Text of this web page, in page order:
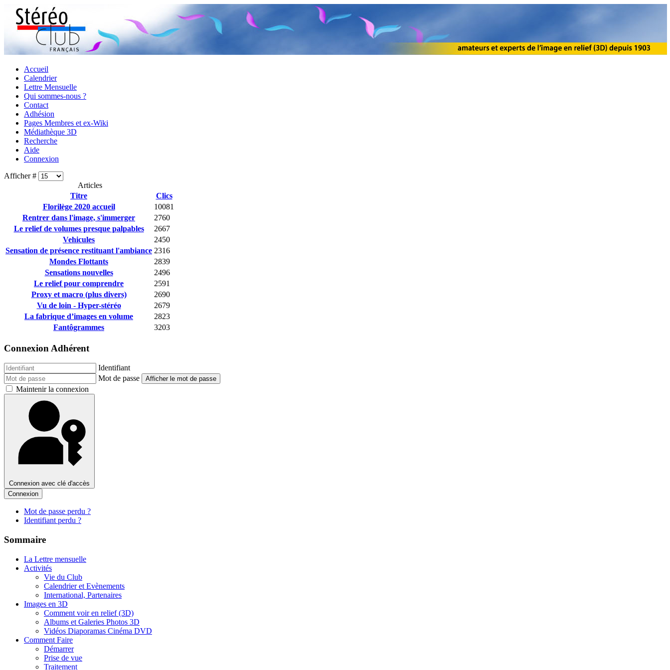
Accueil
Calendrier
Lettre Mensuelle
Qui sommes-nous ?
Contact
Adhésion
Pages Membres et ex-Wiki
Médiathèque 3D
Recherche
Aide
Connexion
Afficher #
Articles
Titre
Clics
Florilège 2020 accueil
10081
Rentrer dans l'image, s'immerger
2760
Le relief de volumes presque palpables
2667
Vehicules
2450
Sensation de présence restituant l'ambiance 2316
Mondes Flottants
2839
Sensations nouvelles
2496
Le relief pour comprendre
2591
Proxy et macro (plus divers)
2690
Vu de loin - Hyper-stéréo
2679
La fabrique d’images en volume
2823
Fantôgrammes
3203
Connexion Adhérent
Identifiant
Mot de passe
Afficher le mot de passe
Maintenir la connexion
Connexion avec clé d'accès
Connexion
Mot de passe perdu ?
Identifiant perdu ?
Sommaire
La Lettre mensuelle
Activités
Vie du Club
Calendrier et Evènements
International, Partenaires
Images en 3D
Comment voir en relief (3D)
Albums et Galeries Photos 3D
Vidéos Diaporamas Cinéma DVD
Comment Faire
Démarrer
Prise de vue
Traitement